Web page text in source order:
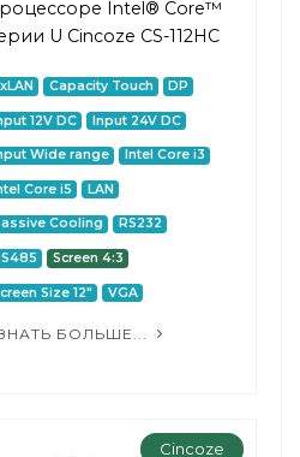
Intel® Core™
U Cincoze CS-112HC
Capacity Touch DP
12V DC Input 24V DC
Wide range Intel Core i3
Core i5 LAN
Cooling RS232
Screen 4:3
Size 12" VGA
БОЛЬШЕ...
Cincoze